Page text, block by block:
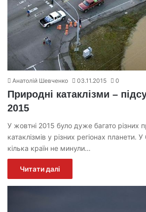
Анатолій Шевченко 03.11.2015 0
Природні катаклізми –
2015
У жовтні 2015 було дуже багато різних
катаклізмів у різних регіонах планети. У
кілька країн не минули…
Читати далі